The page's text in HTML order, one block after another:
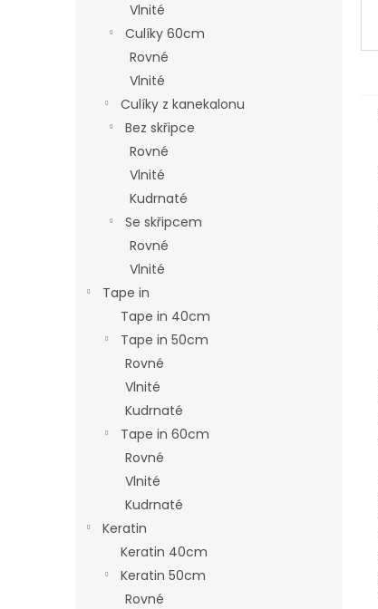
Vlnité
Culíky 60cm
Rovné
Vlnité
Culíky z kanekalonu
Bez skřipce
Rovné
Vlnité
Kudrnaté
Se skřipcem
Rovné
Vlnité
Tape in
Tape in 40cm
Tape in 50cm
Rovné
Vlnité
Kudrnaté
Tape in 60cm
Rovné
Vlnité
Kudrnaté
Keratin
Keratin 40cm
Keratin 50cm
Rovné